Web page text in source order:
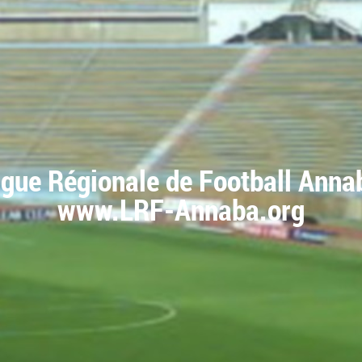
Régionale de Football
www.LRF-Annaba.org